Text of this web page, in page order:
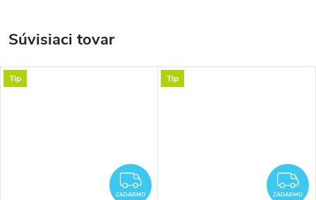
Súvisiaci tovar
Tip
ZADARMO
ZADARMO
Tip
ZADARMO